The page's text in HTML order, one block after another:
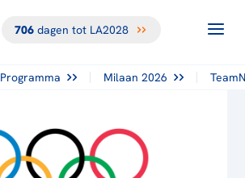
706dagen tot LA2028
Programma Milaan 2026